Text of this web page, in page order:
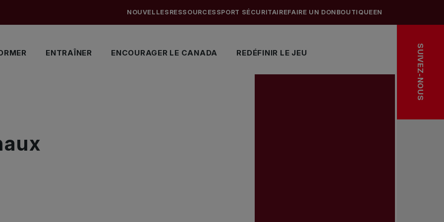
ENTRAÎNER ENCOURAGER LE CANADA REDÉFINIR LE JEU
NOUVELLES RESSOURCES SPORT SÉCURITAIREFAIRE UN DON BOUTIQUEEN
SUIVEZ-NOUS